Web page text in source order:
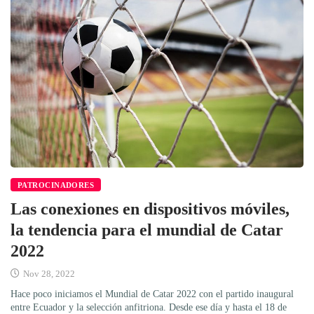
PATROCINADORES
Las conexiones en dispositivos móviles,
la tendencia para el mundial de Catar
2022
Nov 28, 2022
Hace poco iniciamos el Mundial de Catar 2022 con el partido inaugural
entre Ecuador y la selección anfitriona. Desde ese día y hasta el 18 de